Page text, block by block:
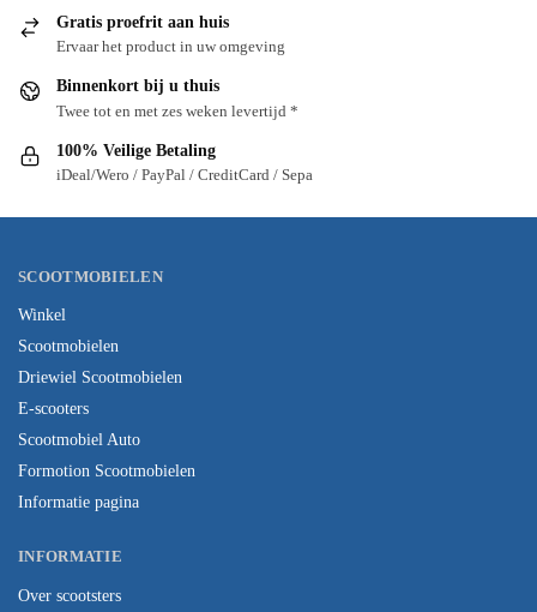
Gratis proefrit aan huis
Ervaar het product in uw omgeving
Binnenkort bij u thuis
Twee tot en met zes weken levertijd *
100% Veilige Betaling
iDeal/Wero / PayPal / CreditCard / Sepa
SCOOTMOBIELEN
Winkel
Scootmobielen
Driewiel Scootmobielen
E-scooters
Scootmobiel Auto
Formotion Scootmobielen
Informatie pagina
INFORMATIE
Over scootsters